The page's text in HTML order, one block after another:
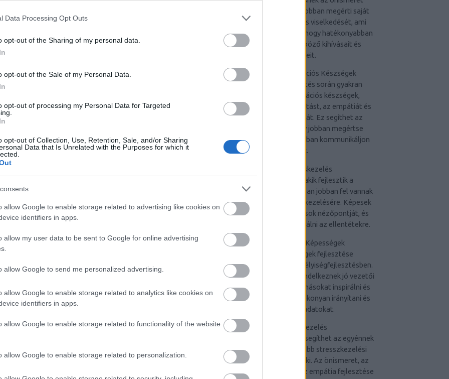
Data Processing Opt Outs
opt-out of the Sharing of my personal data.
opt-out of the Sale of my Personal Data.
opt-out of processing my Personal Data for Targeted
opt-out of Collection, Use, Retention, Sale, and/or Sharing
Data that Is Unrelated with the Purposes for which it
allow Google to enable storage related to advertising like cookies on
identifiers in apps.
allow my user data to be sent to Google for online advertising
allow Google to send me personalized advertising.
allow Google to enable storage related to analytics like cookies on
identifiers in apps.
allow Google to enable storage related to functionality of the website
allow Google to enable storage related to personalization.
AND LUXURY
driven strategies to optimize branding,
AI-powered marketing approaches. The
intelligent marketing strategies makes these
MARKETING TAILORS EXPERIENCES
customer targeting, increase brand
experiences.
FOR LUXURY
WITH AI
toanalyze consumer behavior,allowing brands to:
comfort and luxury.
based on sleep preferences.
with buyer intent.
BY DELIVERING HIGHLY
ensures that marketing messages are tailored to
növekedése. Az egyén jobban megérti saját
gondolatait, érzéseit és viselkedését, ami
lehetővé teszi számára, hogy hatékonyabban
kezelje az élet különböző kihívásait és
helyzeteit.
2. Jobb Kommunikációs Készségek
A személyiségfejlesztés során gyakran
javulnak a kommunikációs készségek,
beleértve az aktív hallgatást, az empátiát és
az érzelmi intelligenciát. Ez segíthet az
egyénnek abban, hogy jobban megértse
másokat és hatékonyabban kommunikáljon
velük.
3. Konfliktuskezelés
Azok az emberek, akik fejlesztik a
személyiségüket, általában jobban fel vannak
készülve a konfliktusok kezelésére. Képesek
lehetnek megérteni mások nézőpontját, és
békés megoldásokat találni az ellentétekre.
4. Jobb Vezetői Képességek
A vezetői képességek fejlesztése
kulcsfontosságú a személyiségfejlesztésben.
Azok az emberek, akik rendelkeznek jó vezetői
készségekkel, képesek másokat inspirálni és
motiválni, valamint hatékonyan irányítani és
delegálni feladatokat.
5. Stresszkezelés
A személyiségfejlesztés segíthet az egyénnek
abban, hogy hatékonyabb stresszkezelési
stratégiákat fejlesszen ki. Az önismeret, az
érzelmi intelligencia és az empátia fejlesztése